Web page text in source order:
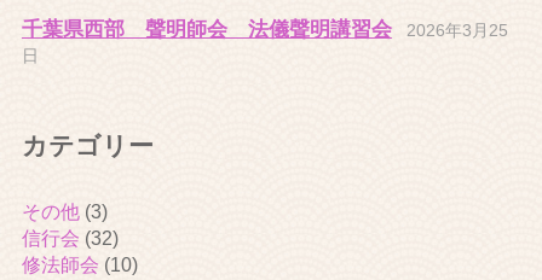
千葉県西部 聲明師会 法儀聲明講習会
2026年3月25
日
カテゴリー
その他(3)
信行会 (32)
修法師会 (10)